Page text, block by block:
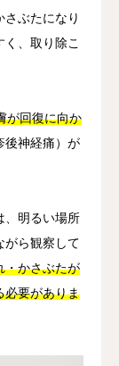
さぶたになり
、取り除こ
が回復に向か
後神経痛）が
、明るい場所
がら観察して
・かさぶたが
必要がありま